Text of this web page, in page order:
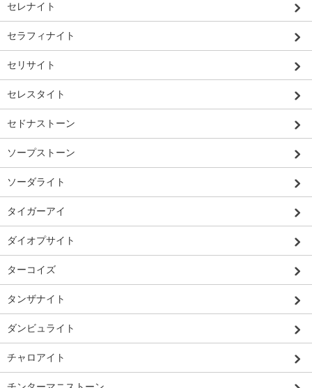
セレナイト
セラフィナイト
セリサイト
セレスタイト
セドナストーン
ソープストーン
ソーダライト
タイガーアイ
ダイオプサイト
ターコイズ
タンザナイト
ダンビュライト
チャロアイト